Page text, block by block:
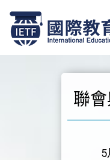
跳
至
聯
5月